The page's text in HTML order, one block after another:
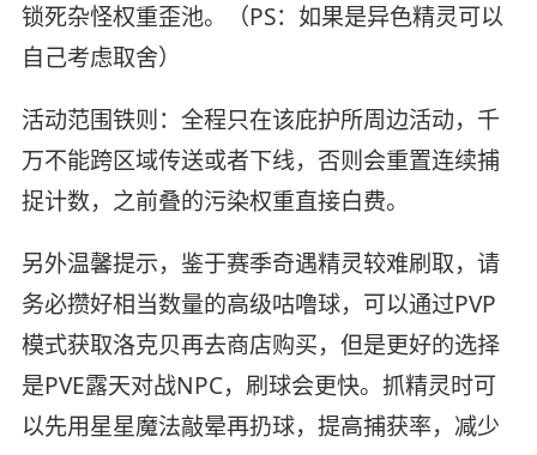
锁死杂怪权重歪池。（PS：如果是异色精灵可以
自己考虑取舍）
活动范围铁则：全程只在该庇护所周边活动，千
万不能跨区域传送或者下线，否则会重置连续捕
捉计数，之前叠的污染权重直接白费。
另外温馨提示，鉴于赛季奇遇精灵较难刷取，请
务必攒好相当数量的高级咕噜球，可以通过PVP
模式获取洛克贝再去商店购买，但是更好的选择
是PVE露天对战NPC，刷球会更快。抓精灵时可
以先用星星魔法敲晕再扔球，提高捕获率，减少